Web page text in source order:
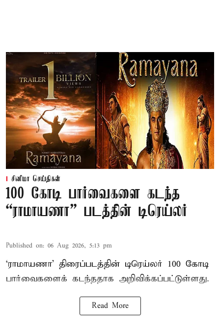
சினிமா செய்திகள்
100 கோடி பார்வைகளை கடந்த
“ராமாயணா” படத்தின் டிரெய்லர்
Published on: 06 Aug 2026, 5:13 pm
‘ராமாயணா’ திரைப்படத்தின் டிரெய்லர் 100 கோடி
பார்வைகளைக் கடந்ததாக அறிவிக்கப்பட்டுள்ளது.
Read More